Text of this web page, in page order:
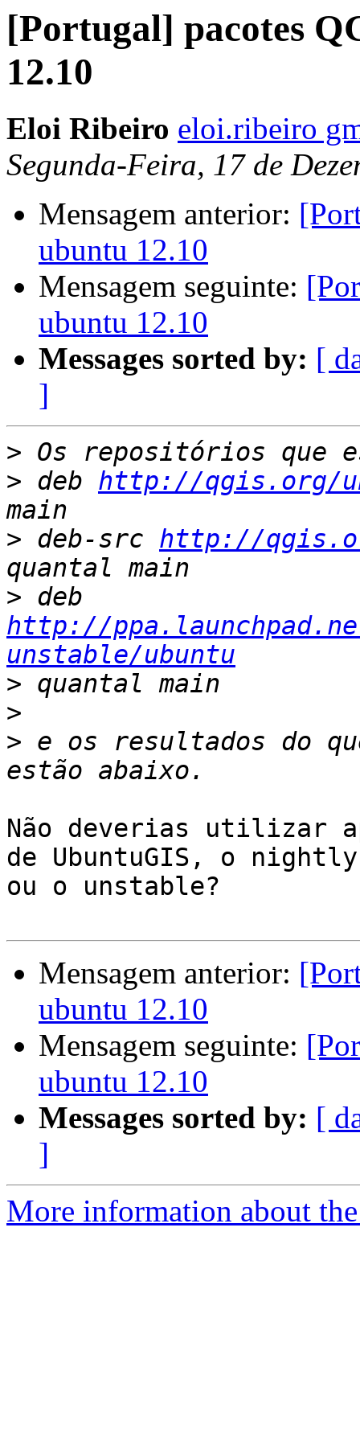
[Portugal] pacotes
12.10
Eloi Ribeiro eloi.ribeiro
Segunda-Feira, 17 de
Mensagem anterior:
ubuntu 12.10
Mensagem seguinte:
ubuntu 12.10
Messages sorted by: [
]
>
> deb http://qgis.org/
> deb-src http://
>
http://
unstable/ubuntu
>
>
> e os resultados do
Não deverias utilizar
de UbuntuGIS, o
ou o unstable?
Mensagem anterior:
ubuntu 12.10
Mensagem seguinte:
ubuntu 12.10
Messages sorted by: [
]
More information about